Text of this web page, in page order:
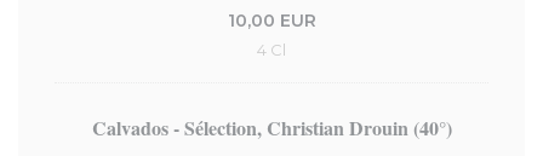
10,00 EUR
4 Cl
Calvados - Sélection, Christian Drouin (40°)